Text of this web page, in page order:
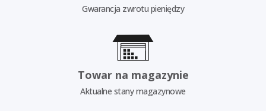
Gwarancja zwrotu pieniędzy
Towar na magazynie
Aktualne stany magazynowe